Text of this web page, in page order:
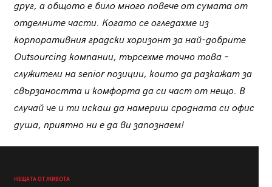
друг, а общото е било много повече от сумата от
отделните части. Когато се огледахме из
корпоративния градски хоризонт за най-добрите
Outsourcing компании, търсехме точно това –
служители на senior позиции, които да разкажат за
свързаността и комфорта да си част от нещо. В
случай че и ти искаш да намериш сродната си офис
душа, приятно ни е да ви запознаем!
НЕЩАТА ОТ ЖИВОТА